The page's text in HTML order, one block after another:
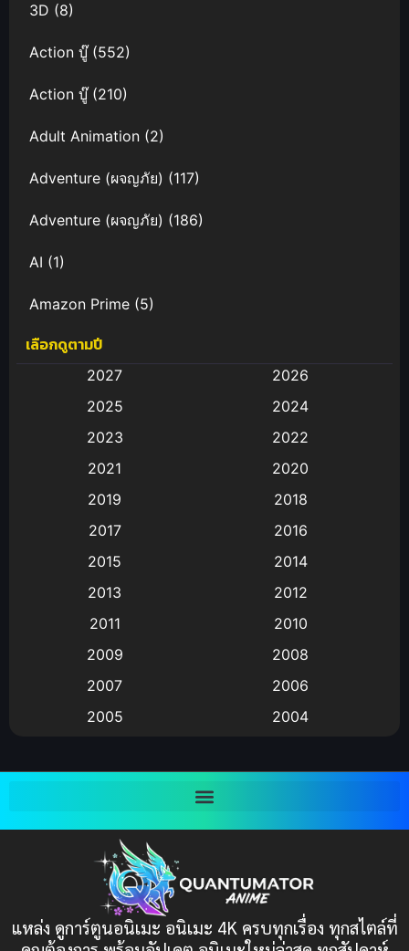
3D (8)
Action บู๊(552)
Action บู๊(210)
Adult Animation (2)
Adventure (ผจญภัย) (117)
Adventure (ผจญภัย) (186)
AI (1)
Amazon Prime (5)
Anal (ประตูหลัง)
Animation การ์ตูน
Animation อนิเมะ
Animation แอนิเมชัน
(9)
Big tits (นมใหญ่)
Bitch (ผู้หญิงร่าน)
Bondage (ทาส)(1)
(1)
Censored (เซ็นเซอร์)(19)
เลือกดูตามปี
2027
2026
2025
2024
2023
2022
2021
2020
2019
2018
2017
2016
2015
2014
2013
2012
2011
2010
2009
2008
2007
2006
2005
2004
1997
1993
1991
1989
1988
แหล่ง ดูการ์ตูนอนิเมะ อนิเมะ 4K ครบทุกเรื่อง ทุกสไตล์ที่